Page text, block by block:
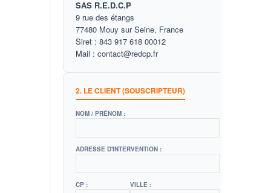
SAS R.E.D.C.P
9 rue des étangs
77480 Mouy sur Seine, France
Siret : 843 917 618 00012
Mail : contact@redcp.fr
2. LE CLIENT (SOUSCRIPTEUR)
NOM / PRÉNOM :
ADRESSE D'INTERVENTION :
CP : VILLE :